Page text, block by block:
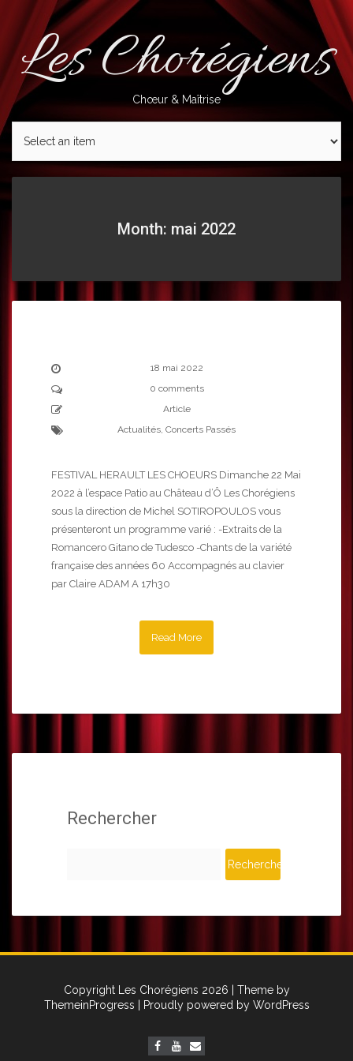
contentLes Chorégiens
Chœur & Maîtrise
Month: mai 2022
18 mai 2022
0 comments
Article
Actualités, Concerts Passés
FESTIVAL HERAULT LES CHOEURS Dimanche 22 Mai
2022 à l’espace Patio au Château d’Ô Les Chorégiens
sous la direction de Michel SOTIROPOULOS vous
présenteront un programme varié : -Extraits de la
Romancero Gitano de Tudesco -Chants de la variété
française des années 60 Accompagnés au clavier
par Claire ADAM A 17h30
Read More
Rechercher
Copyright Les Chorégiens 2026
| Theme by
ThemeinProgress
| Proudly powered by WordPress